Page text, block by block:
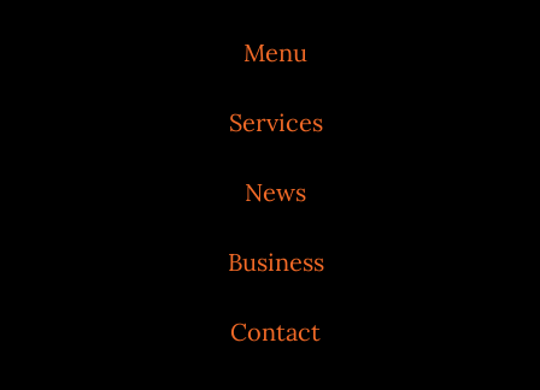
Menu
Services
News
Business
Contact